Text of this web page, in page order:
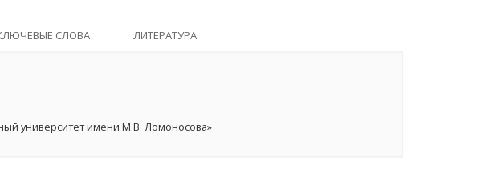
СЛОВА ЛИТЕРАТУРА
университет имени М.В. Ломоносова»